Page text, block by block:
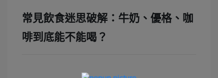
常見飲食迷思破解：牛奶、優格、咖
啡到底能不能喝？